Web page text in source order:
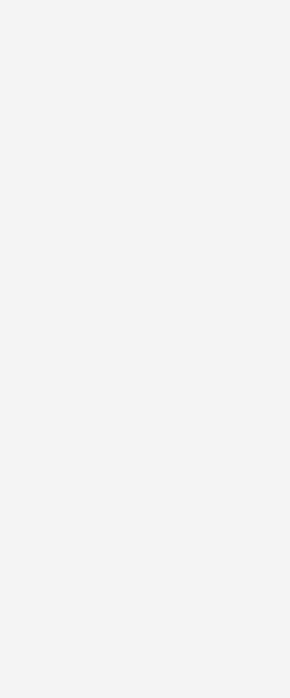
von 12,5 Megawatt. Diese
und Kühlung im Sommer.
genutzt, thermische
ziehen.
mit thermischen Speichern
ausgelegt
den Kühlbedarf in der
während beide Kompressoren zur
bereits eine einzelne Anlage den
bei diesem
anpassungsfähiges
Turbomaschinenechnologie“,
und Projektmanager Heat Pumps bei
die Entscheidung zugunsten unseres
Wärmepumpensystems im Scout-
den Bedarf an externen
erhöht die
Mikael Adler die Vorteile.
Wärmepumpenkollektoren in